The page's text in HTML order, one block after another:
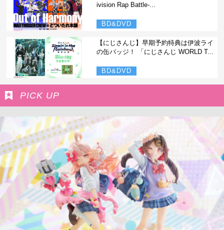
ivision Rap Battle-...
BD&DVD
【にじさんじ】早期予約特典は伊波ライ
の缶バッジ！ 「にじさんじ WORLD T...
BD&DVD
PICK UP